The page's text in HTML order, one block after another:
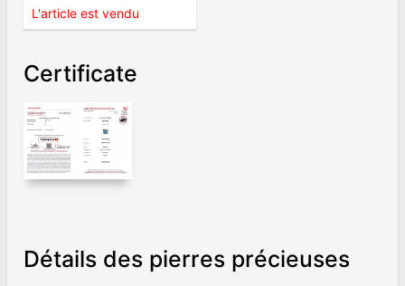
L'article est vendu
Certificate
Détails des pierres précieuses